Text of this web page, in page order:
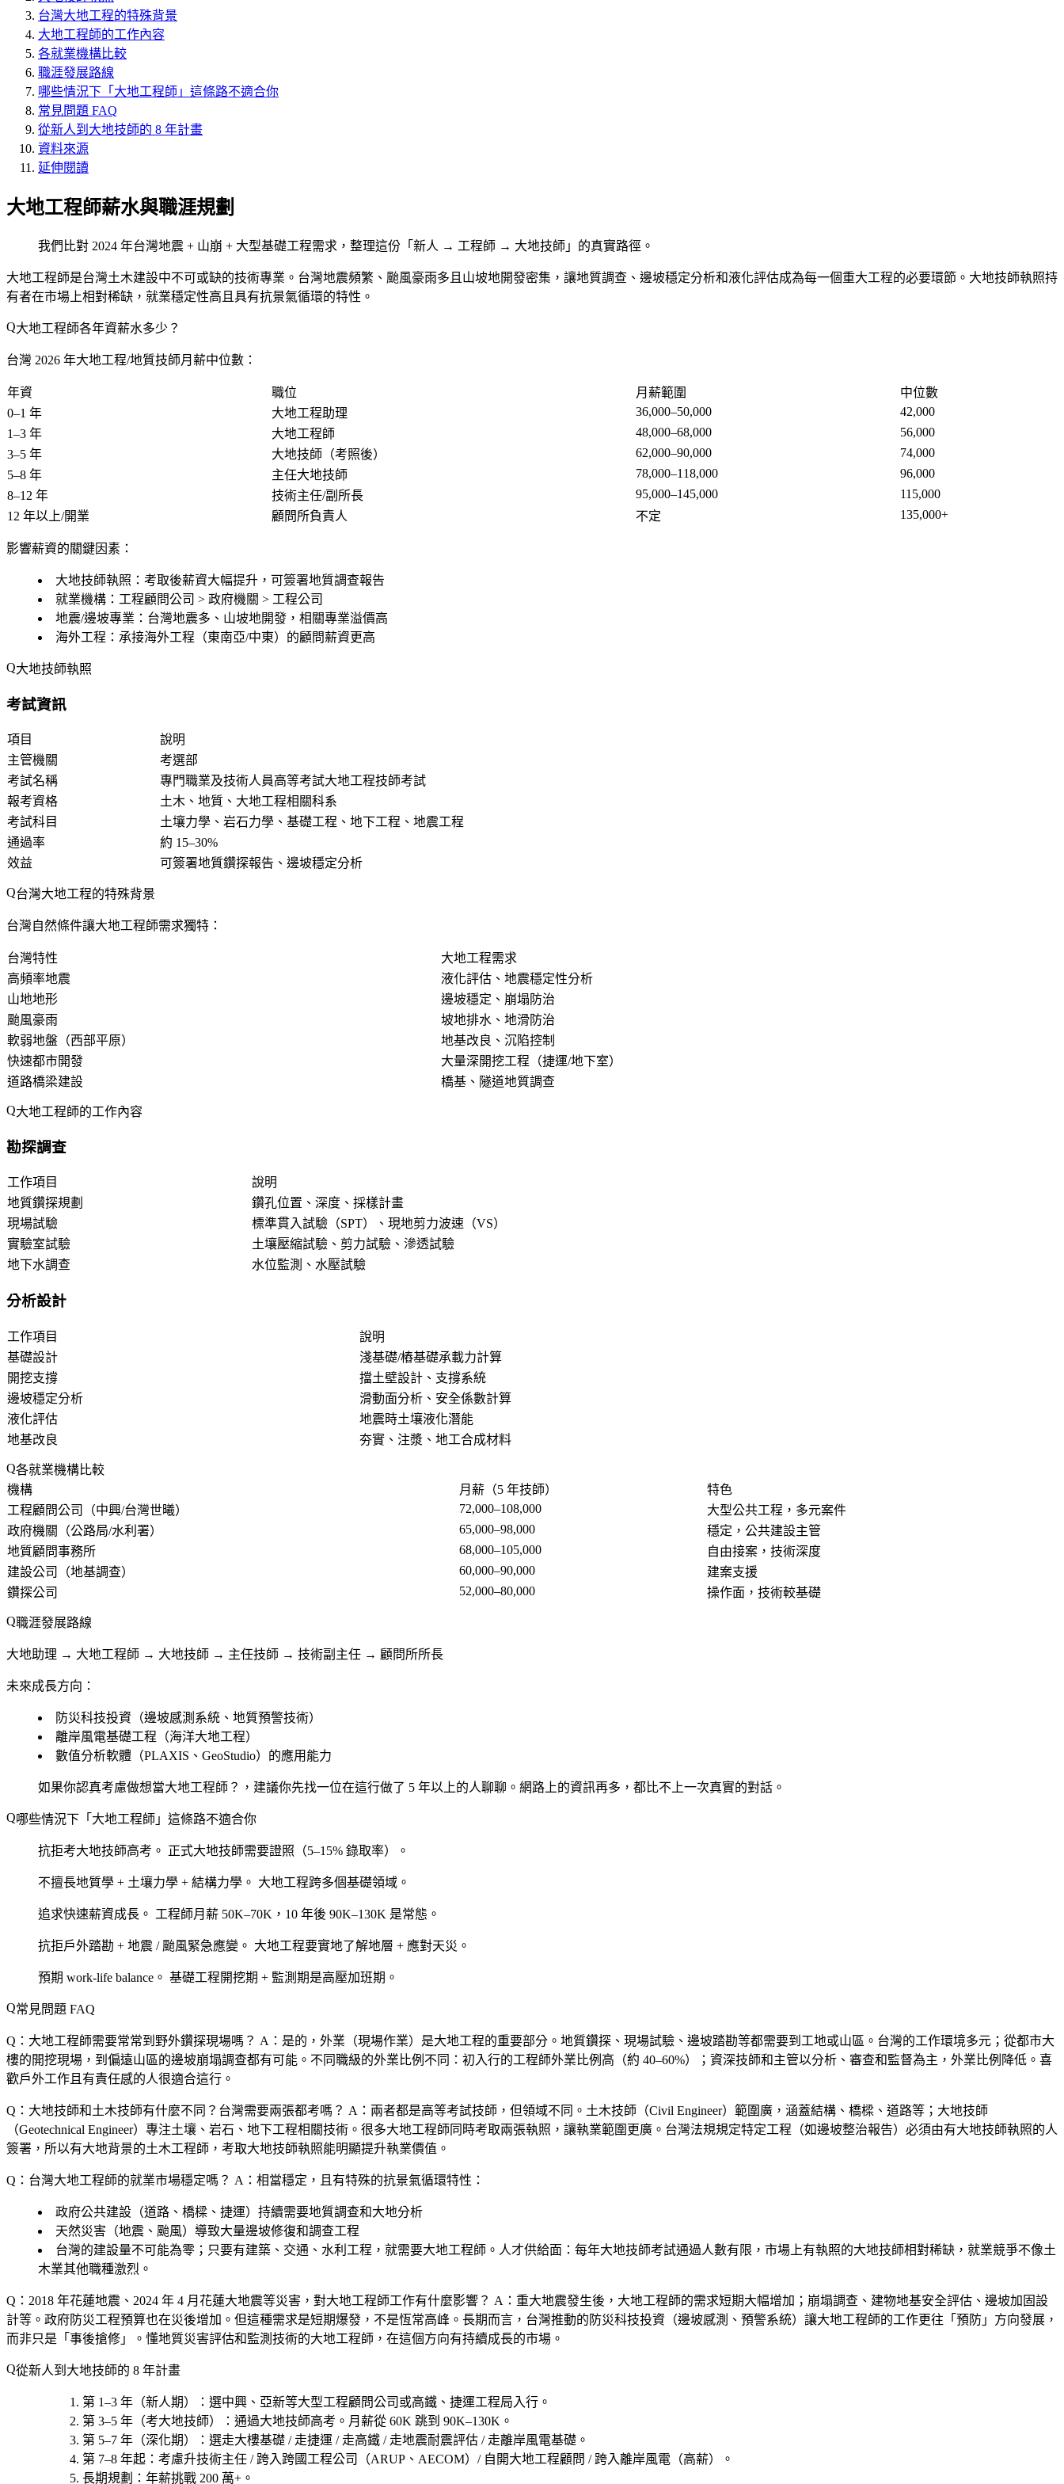
台灣大地工程的特殊背景
大地工程師的工作內容
各就業機構比較
職涯發展路線
哪些情況下「大地工程師」這條路不適合你
常見問題 FAQ
從新人到大地技師的 8 年計畫
資料來源
延伸閱讀
大地工程師薪水與職涯規劃
我們比對 2024 年台灣地震 + 山崩 + 大型基礎工程需求，整理這份「新人 → 工程師 → 大地技師」的真實路徑。
大地工程師是台灣土木建設中不可或缺的技術專業。台灣地震頻繁、颱風豪雨多且山坡地開發密集，讓地質調查、邊坡穩定分析和液化評估成為每一個重大工程的必要環節。大地技師執照持
有者在市場上相對稀缺，就業穩定性高且具有抗景氣循環的特性。
大地工程師各年資薪水多少？
台灣 2026 年大地工程/地質技師月薪中位數：
年資 職位 月薪範圍
中位數
0–1 年
大地工程助理 36,000–50,000
42,000
1–3 年
大地工程師 48,000–68,000
56,000
3–5 年
大地技師（考照後） 62,000–90,000
74,000
5–8 年
主任大地技師 78,000–118,000
96,000
8–12 年
技術主任/副所長 95,000–145,000
115,000
12 年以上/開業
顧問所負責人 不定 135,000+
影響薪資的關鍵因素：
大地技師執照 ：考取後薪資大幅提升，可簽署地質調查報告
就業機構 ：工程顧問公司 > 政府機關 > 工程公司
地震/邊坡專業 ：台灣地震多、山坡地開發，相關專業溢價高
海外工程 ：承接海外工程（東南亞/中東）的顧問薪資更高
大地技師執照
考試資訊
項目
說明
主管機關
考選部
考試名稱
專門職業及技術人員高等考試大地工程技師考試
報考資格
土木、地質、大地工程相關科系
考試科目
土壤力學、岩石力學、基礎工程、地下工程、地震工程
通過率
約 15–30%
效益
可簽署地質鑽探報告、邊坡穩定分析
台灣大地工程的特殊背景
台灣自然條件讓大地工程師需求獨特：
台灣特性
大地工程需求
高頻率地震
液化評估、地震穩定性分析
山地地形
邊坡穩定、崩塌防治
颱風豪雨
坡地排水、地滑防治
軟弱地盤（西部平原）
地基改良、沉陷控制
快速都市開發
大量深開挖工程（捷運/地下室）
道路橋梁建設
橋基、隧道地質調查
大地工程師的工作內容
勘探調查
工作項目
說明
地質鑽探規劃
鑽孔位置、深度、採樣計畫
現場試驗
標準貫入試驗（SPT）、現地剪力波速（VS）
實驗室試驗
土壤壓縮試驗、剪力試驗、滲透試驗
地下水調查
水位監測、水壓試驗
分析設計
工作項目
說明
基礎設計
淺基礎/樁基礎承載力計算
開挖支撐
擋土壁設計、支撐系統
邊坡穩定分析
滑動面分析、安全係數計算
液化評估
地震時土壤液化潛能
地基改良
夯實、注漿、地工合成材料
各就業機構比較
機構
月薪（5 年技師）
特色
工程顧問公司（中興/台灣世曦）
72,000–108,000
大型公共工程，多元案件
政府機關（公路局/水利署）
65,000–98,000
穩定，公共建設主管
地質顧問事務所
68,000–105,000
自由接案，技術深度
建設公司（地基調查）
60,000–90,000
建案支援
鑽探公司
52,000–80,000 操作面，技術較基礎
職涯發展路線
大地助理 → 大地工程師 → 大地技師 → 主任技師 → 技術副主任 → 顧問所所長
未來成長方向：
防災科技投資（邊坡感測系統、地質預警技術）
離岸風電基礎工程（海洋大地工程）
數值分析軟體（PLAXIS、GeoStudio）的應用能力
如果你認真考慮做想當大地工程師？，建議你先找一位在這行做了 5 年以上的人聊聊。網路上的資訊再多，都比不上一次真實的對話。
哪些情況下「大地工程師」這條路不適合你
抗拒考大地技師高考。 正式大地技師需要證照（5–15% 錄取率）。
不擅長地質學 + 土壤力學 + 結構力學。 大地工程跨多個基礎領域。
追求快速薪資成長。 工程師月薪 50K–70K，10 年後 90K–130K 是常態。
抗拒戶外踏勘 + 地震 / 颱風緊急應變。 大地工程要實地了解地層 + 應對天災。
預期 work-life balance。 基礎工程開挖期 + 監測期是高壓加班期。
常見問題 FAQ
Q：大地工程師需要常常到野外鑽探現場嗎？ A：是的，外業（現場作業）是大地工程的重要部分。地質鑽探、現場試驗、邊坡踏勘等都需要到工地或山區。台灣的工作環境多元；從都市大
樓的開挖現場，到偏遠山區的邊坡崩塌調查都有可能。不同職級的外業比例不同：初入行的工程師外業比例高（約 40–60%）；資深技師和主管以分析、審查和監督為主，外業比例降低。喜
歡戶外工作且有責任感的人很適合這行。
Q：大地技師和土木技師有什麼不同？台灣需要兩張都考嗎？ A：兩者都是高等考試技師，但領域不同。土木技師（Civil Engineer）範圍廣，涵蓋結構、橋樑、道路等；大地技師
（Geotechnical Engineer）專注土壤、岩石、地下工程相關技術。很多大地工程師同時考取兩張執照，讓執業範圍更廣。台灣法規規定特定工程（如邊坡整治報告）必須由有大地技師執照的人
簽署，所以有大地背景的土木工程師，考取大地技師執照能明顯提升執業價值。
Q：台灣大地工程師的就業市場穩定嗎？ A：相當穩定，且有特殊的抗景氣循環特性：
政府公共建設（道路、橋樑、捷運）持續需要地質調查和大地分析
天然災害（地震、颱風）導致大量邊坡修復和調查工程
台灣的建設量不可能為零；只要有建築、交通、水利工程，就需要大地工程師。人才供給面：每年大地技師考試通過人數有限，市場上有執照的大地技師相對稀缺，就業競爭不像土
木業其他職種激烈。
Q：2018 年花蓮地震、2024 年 4 月花蓮大地震等災害，對大地工程師工作有什麼影響？ A：重大地震發生後，大地工程師的需求短期大幅增加；崩塌調查、建物地基安全評估、邊坡加固設
計等。政府防災工程預算也在災後增加。但這種需求是短期爆發，不是恆常高峰。長期而言，台灣推動的防災科技投資（邊坡感測、預警系統）讓大地工程師的工作更往「預防」方向發展，
而非只是「事後搶修」。懂地質災害評估和監測技術的大地工程師，在這個方向有持續成長的市場。
從新人到大地技師的 8 年計畫
第 1–3 年（新人期） ：選中興、亞新等大型工程顧問公司或高鐵、捷運工程局 入行。
第 3–5 年（考大地技師）
：通過大地技師高考。月薪從 60K 跳到 90K–130K。
第 5–7 年（深化期）
：選走大樓基礎 / 走捷運 / 走高鐵 / 走地震耐震評估 / 走離岸風電基礎 。
第 7–8 年起 ：考慮升技術主任 / 跨入跨國工程公司（ARUP、AECOM）/ 自開大地工程顧問 / 跨入離岸風電（高薪）
。
長期規劃 ：年薪挑戰 200 萬+。